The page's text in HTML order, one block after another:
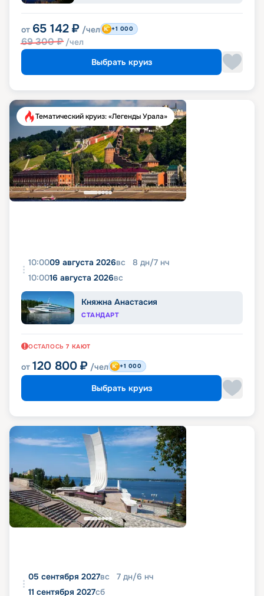
от 65 142 ₽ /чел
69 300₽ /чел
+1 000
Выбрать круиз
Тематический круиз: «Легенды Урала»
10:0009 августа 2026вс 8 дн/7 нч
10:0016 августа 2026вс
Княжна Анастасия
СТАНДАРТ
ОСТАЛОСЬ 7 КАЮТ
от 120 800 ₽ /чел +1 000
Выбрать круиз
05 сентября 2027вс 7 дн/6 нч
11 сентября 2027сб